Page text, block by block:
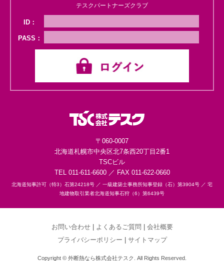
テスクパートナーズクラブ
ID：
PASS：
〒060-0007
北海道札幌市中央区北7条西20丁目2番1
TSCビル
TEL 011-611-6600 ／ FAX 011-622-0660
北海道知事許可（特3）石第24218号 ／ 一級建築士事務所知事登録（石）第3904号 ／ 宅
地建物取引業者北海道知事石狩（6）第6439号
お問い合わせ| よくあるご質問
会社概要
プライバシーポリシー
サイトマップ
Copyright © 外断熱なら株式会社テスク. All Rights Reserved.